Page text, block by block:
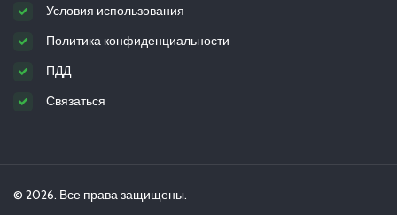
Условия использования
Политика конфиденциальности
ПДД
Связаться
© 2026. Все права защищены.